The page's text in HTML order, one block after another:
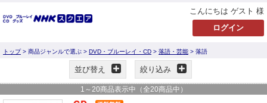
こんにちは ゲスト 様
トップ> 商品ジャンルで選ぶ > DVD・ブルーレイ・CD > 落語・芸能 > 落語
並び替え 絞り込み
1 ～ 20商品表示中（全20商品中）